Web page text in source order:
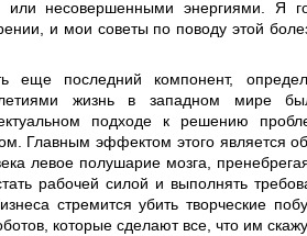
или несовершенными энергиями. Я
и мои советы по поводу этой
еще последний компонент,
жизнь в западном мире
подходе к решению
Главным эффектом этого является
левое полушарие мозга,
рабочей силой и выполнять
стремится убить творческие
которые сделают все, что им